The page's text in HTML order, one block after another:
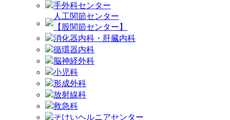
手外科センター
人工関節センター
【股関節センター】
消化器内科・肝臓内科
循環器内科
脳神経外科
小児科
形成外科
放射線科
救急科
そけいヘルニアセンター